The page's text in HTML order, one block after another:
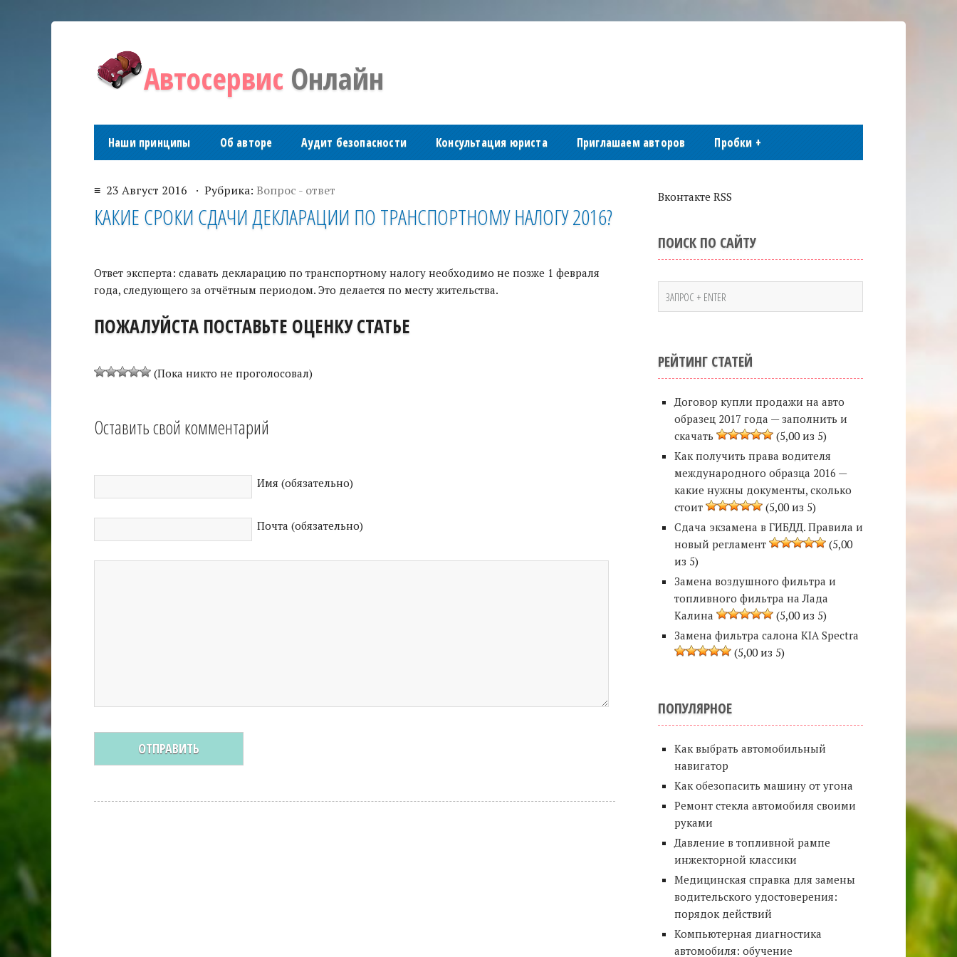
Автосервис Онлайн
Наши принципы Об авторе Аудит безопасности Консультация юриста Приглашаем авторов Пробки +
≡ 23 Август 2016 · Рубрика: Вопрос - ответ
КАКИЕ СРОКИ СДАЧИ ДЕКЛАРАЦИИ ПО ТРАНСПОРТНОМУ НАЛОГУ 2016?
Ответ эксперта: сдавать декларацию по транспортному налогу необходимо не позже 1 февраля
года, следующего за отчётным периодом. Это делается по месту жительства.
ПОЖАЛУЙСТА ПОСТАВЬТЕ ОЦЕНКУ СТАТЬЕ
(Пока никто не проголосовал)
Оставить свой комментарий
Имя (обязательно)
Почта (обязательно)
Вконтакте RSS
ПОИСК ПО САЙТУ
РЕЙТИНГ СТАТЕЙ
Договор купли продажи на авто
образец 2017 года — заполнить и
скачать
(5,00 из 5)
Как получить права водителя
международного образца 2016 —
какие нужны документы, сколько
стоит
(5,00 из 5)
Сдача экзамена в ГИБДД. Правила и
новый регламент
(5,00
из 5)
Замена воздушного фильтра и
топливного фильтра на Лада
Калина
(5,00 из 5)
Замена фильтра салона KIA Spectra
(5,00 из 5)
ПОПУЛЯРНОЕ
Как выбрать автомобильный
навигатор
Как обезопасить машину от угона
Ремонт стекла автомобиля своими
руками
Давление в топливной рампе
инжекторной классики
Медицинская справка для замены
водительского удостоверения:
порядок действий
Компьютерная диагностика
автомобиля: обучение